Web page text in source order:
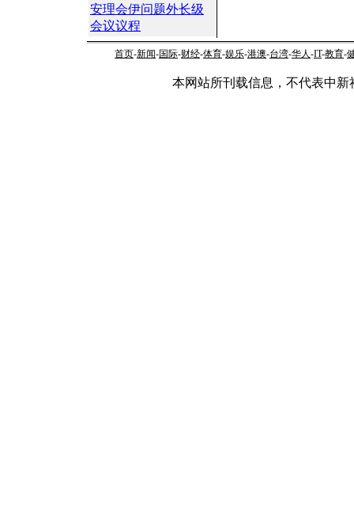
安理会伊问题外长级
会议议程
首页-新闻-国际-财经-体育-娱乐-港澳-台湾-华人-IT-教育-
本网站所刊载信息，不代表中